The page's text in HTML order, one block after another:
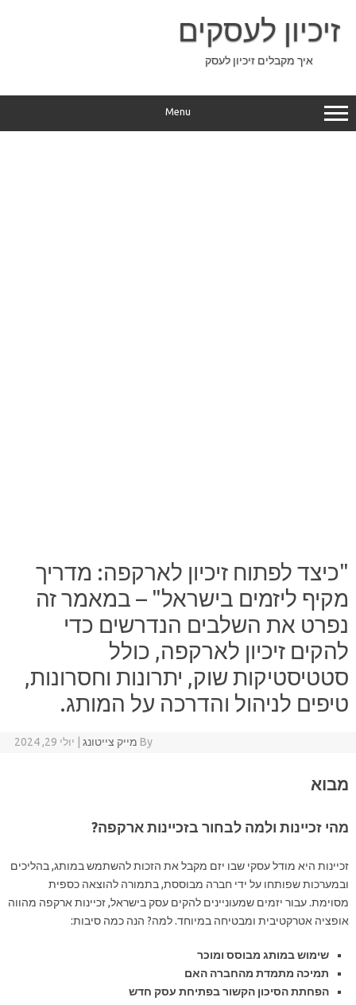
זיכיון לעסקים
איך מקבלים זיכיון לעסק
Menu
"כיצד לפתוח זיכיון לארקפה: מדריך
מקיף ליזמים בישראל" – במאמר זה
נפרט את השלבים הנדרשים כדי
להקים זיכיון לארקפה, כולל
סטטיסטיקות שוק, יתרונות וחסרונות,
טיפים לניהול והדרכה על המותג.
By מייק צייטונג| יולי 29, 2024
מבוא
מהי זכיינות ולמה לבחור בזכיינות ארקפה?
זכיינות היא מודל עסקי שבו יזם מקבל את הזכות להשתמש במותג, בהליכים
ובמערכות שפותחו על ידי חברה מבוססת, בתמורה להוצאה כספית
מסוימת. עבור יזמים שמעוניינים להקים עסק בישראל, זכיינות ארקפה מהווה
אופציה אטרקטיבית ומבטיחה במיוחד. למה? הנה כמה סיבות:
שימוש במותג מבוסס ומוכר
תמיכה מתמדת מהחברה האם
הפחתת הסיכון הקשור בפתיחת עסק חדש